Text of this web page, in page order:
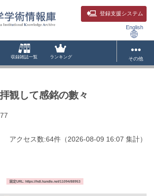
登録支援システム
English
収録雑誌一覧 ランキング その他
観して感銘の數々
アクセス数:64件 （2026-08-09 16:07 集計）
固定URL: https://hdl.handle.net/11094/88953